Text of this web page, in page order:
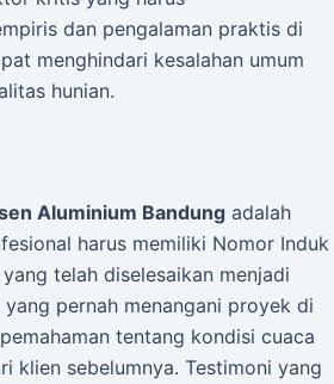
dan pengalaman praktis di
menghindari kesalahan umum
hunian.
Aluminium Bandung adalah
harus memiliki Nomor Induk
telah diselesaikan menjadi
pernah menangani proyek di
tentang kondisi cuaca
klien sebelumnya. Testimoni yang